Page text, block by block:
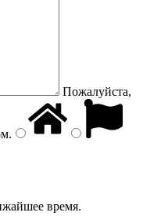
Пожалуйста,
.
время.